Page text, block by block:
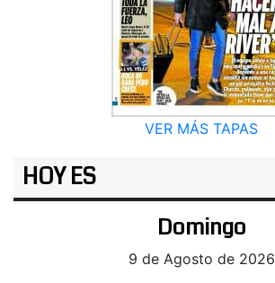
VER MÁS TAPAS
HOY ES
Domingo
9 de Agosto de 2026